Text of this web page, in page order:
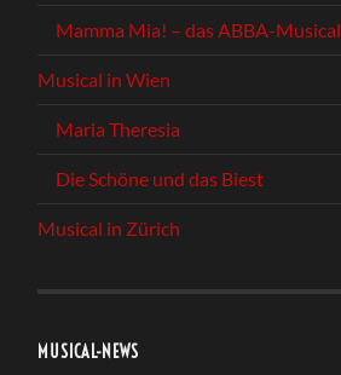
Mamma Mia! – das ABBA-Musical
Musical in Wien
Maria Theresia
Die Schöne und das Biest
Musical in Zürich
MUSICAL-NEWS